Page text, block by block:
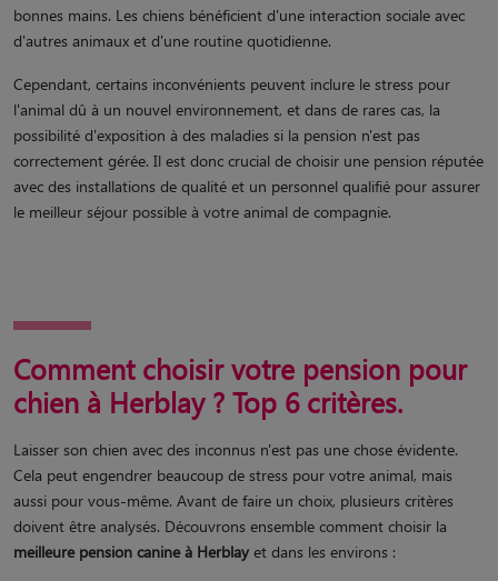
bonnes mains. Les chiens bénéficient d'une interaction sociale avec
d'autres animaux et d'une routine quotidienne.
Cependant, certains inconvénients peuvent inclure le stress pour
l'animal dû à un nouvel environnement, et dans de rares cas, la
possibilité d'exposition à des maladies si la pension n'est pas
correctement gérée. Il est donc crucial de choisir une pension réputée
avec des installations de qualité et un personnel qualifié pour assurer
le meilleur séjour possible à votre animal de compagnie.
Comment choisir votre pension pour
chien à Herblay ? Top 6 critères.
Laisser son chien avec des inconnus n'est pas une chose évidente.
Cela peut engendrer beaucoup de stress pour votre animal, mais
aussi pour vous-même. Avant de faire un choix, plusieurs critères
doivent être analysés. Découvrons ensemble comment choisir la
meilleure pension canine à Herblay et dans les environs :